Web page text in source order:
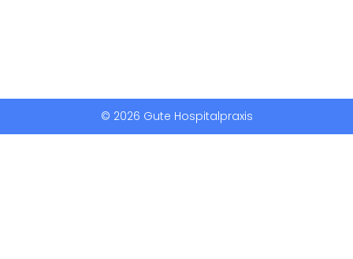
© 2026 Gute Hospitalpraxis